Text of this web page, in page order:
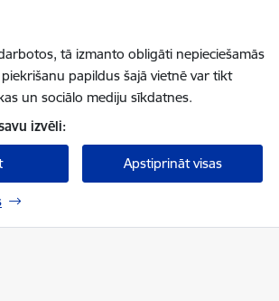
tā izmanto obligāti nepieciešamās
papildus šajā vietnē var tikt
un sociālo mediju sīkdatnes.
izvēli:
Apstiprināt visas